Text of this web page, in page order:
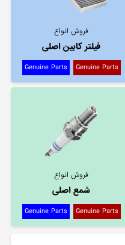
فروش انواع
فیلتر کابین اصلی
Genuine Parts
Genuine Parts
فروش انواع
شمع اصلی
Genuine Parts
Genuine Parts